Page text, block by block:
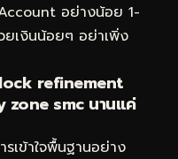
อย่างน้อย 1-
ยเงินน้อยๆ อย่าเพิ่ง
refinement
smc นานแค่
รเข้าใจพื้นฐานอย่าง